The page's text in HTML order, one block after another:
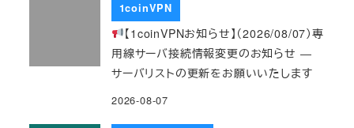
1coinVPN
【1coinVPNお知らせ】（2026/08/07）専
用線サーバ接続情報変更のお知らせ ―
サーバリストの更新をお願いいたします
2026-08-07